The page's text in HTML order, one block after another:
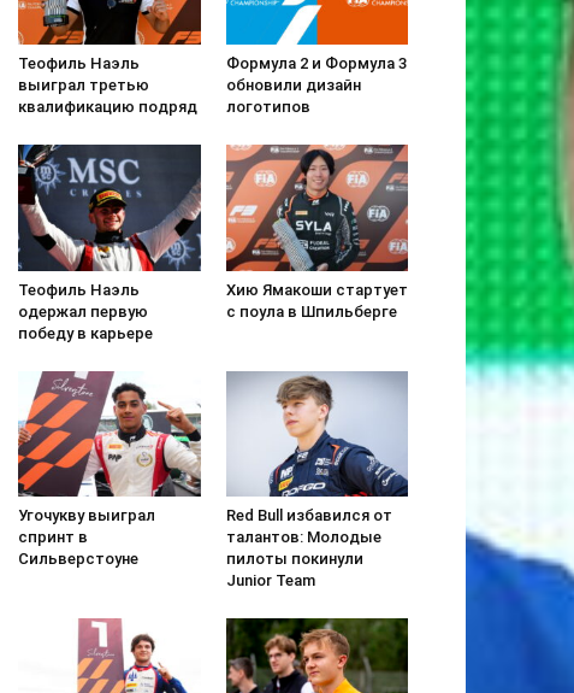
Теофиль Наэль
выиграл третью
квалификацию подряд
Формула 2 и Формула 3
обновили дизайн
логотипов
Теофиль Наэль
одержал первую
победу в карьере
Хию Ямакоши стартует
с поула в Шпильберге
Угочукву выиграл
спринт в
Сильверстоуне
Red Bull избавился от
талантов: Молодые
пилоты покинули
Junior Team